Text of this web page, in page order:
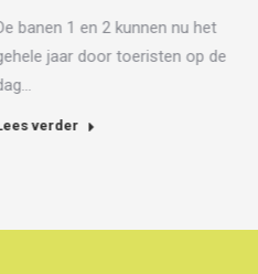
De banen 1 en 2 kunnen nu het
gehele jaar door toeristen op de
dag…
Lees verder